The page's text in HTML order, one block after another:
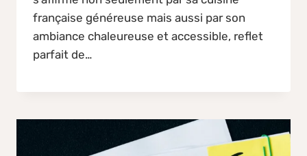
française généreuse mais aussi par son
ambiance chaleureuse et accessible, reflet
parfait de…